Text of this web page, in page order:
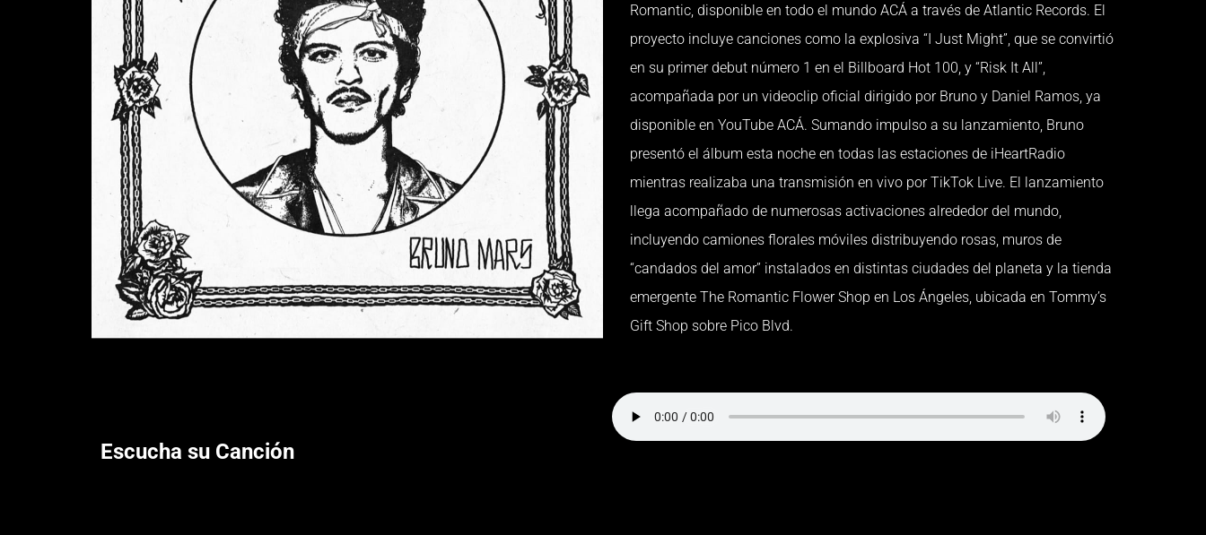
Romantic, disponible en todo el mundo ACÁ a través de Atlantic Records. El
proyecto incluye canciones como la explosiva “I Just Might”, que se convirtió
en su primer debut número 1 en el Billboard Hot 100, y “Risk It All”,
acompañada por un videoclip oficial dirigido por Bruno y Daniel Ramos, ya
disponible en YouTube ACÁ. Sumando impulso a su lanzamiento, Bruno
presentó el álbum esta noche en todas las estaciones de iHeartRadio
mientras realizaba una transmisión en vivo por TikTok Live. El lanzamiento
llega acompañado de numerosas activaciones alrededor del mundo,
incluyendo camiones florales móviles distribuyendo rosas, muros de
“candados del amor” instalados en distintas ciudades del planeta y la tienda
emergente The Romantic Flower Shop en Los Ángeles, ubicada en Tommy’s
Gift Shop sobre Pico Blvd.
Escucha su Canción